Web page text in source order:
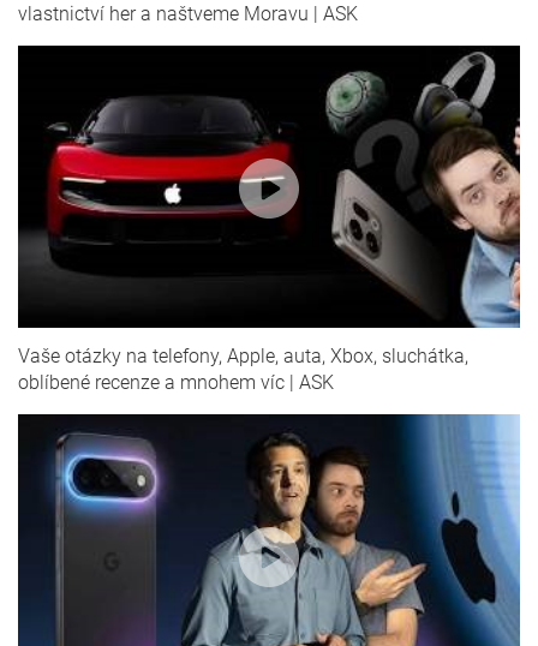
vlastnictví her a naštveme Moravu | ASK
Vaše otázky na telefony, Apple, auta, Xbox, sluchátka,
oblíbené recenze a mnohem víc | ASK